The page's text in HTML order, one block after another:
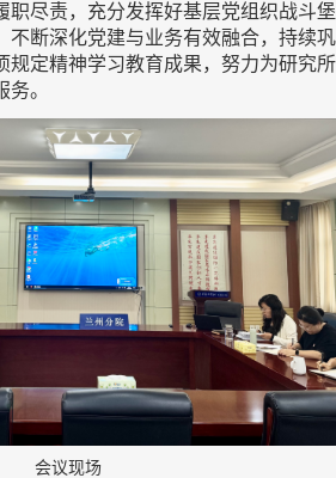
职尽责，充分发挥好基层党组织战斗堡
不断深化党建与业务有效融合，持续巩
规定精神学习教育成果，努力为研究所
。
会议现场